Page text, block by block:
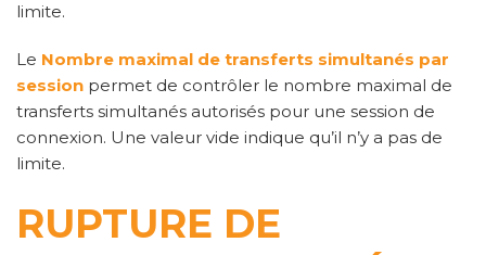
limite.
Le Nombre maximal de transferts simultanés par
session permet de contrôler le nombre maximal de
transferts simultanés autorisés pour une session de
connexion. Une valeur vide indique qu’il n’y a pas de
limite.
RUPTURE DE